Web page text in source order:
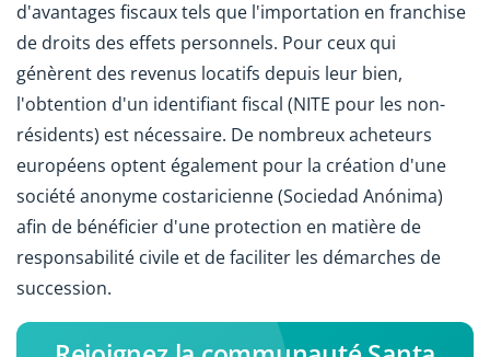
d'avantages fiscaux tels que l'importation en franchise
de droits des effets personnels. Pour ceux qui
génèrent des revenus locatifs depuis leur bien,
l'obtention d'un identifiant fiscal (NITE pour les non-
résidents) est nécessaire. De nombreux acheteurs
européens optent également pour la création d'une
société anonyme costaricienne (Sociedad Anónima)
afin de bénéficier d'une protection en matière de
responsabilité civile et de faciliter les démarches de
succession.